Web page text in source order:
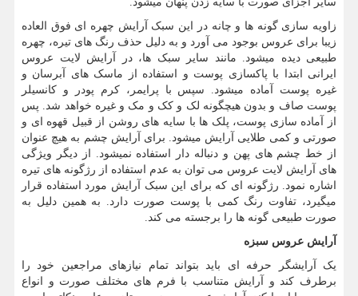
زاویه سازی گونه ها و چانه در این سبک آرایش چهره ای فوق العاده
زیبا برای عروس بوجود می آورد و به دلیل حذف رنگ های تیره، چهره
طبیعی دیده میشود. مانند سایر سبک ها، در آرایش لایت عروس
ایرانی ابتدا با پاکسازی پوست و استفاده از ماسک های آبرسان و
غیره پوست آماده میشود. سپس با پرایمر، کرم پودر و کانسیلر
پوست صاف و بدون هیچگونه لک و کک و مک و غیره خواهد شد. پس
از آماده سازی پوست، پلک ها با سایه های روشن از قبیل قهوه ای و
صورتی و کمی طلایی آرایش میشود. برای آرایش چشم به هیچ عنوان
از خط چشم های پهن و دنباله دار استفاده نمیشود. از دیگر ویژگی
های آرایش لایت عروس می توان به عدم استفاده از رژگونه های تیره
اشاره نمود. رژگونه ای که برای این سبک آرایش مورد استفاده قرار
میگیرد، تفاوت رنگ کمی با پوست صورت دارد. به همین دلیل به
صورت طبیعی گونه ها را برجسته می کند.
آرایش عروس سبزه
یک آرایشگر حرفه ای باید بتواند تمام نیازهای مراجعین خود را
برطرف کند و آرایش متناسب با فرم های مختلف صورت و انواع